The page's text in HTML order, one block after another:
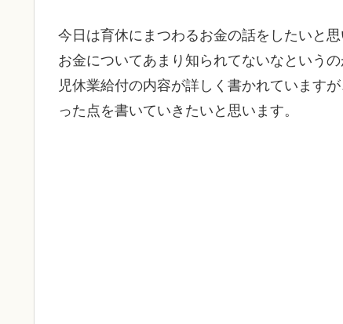
今日は育休にまつわるお金の話をしたいと
お金についてあまり知られてないなというの
児休業給付の内容が詳しく書かれています
った点を書いていきたいと思います。